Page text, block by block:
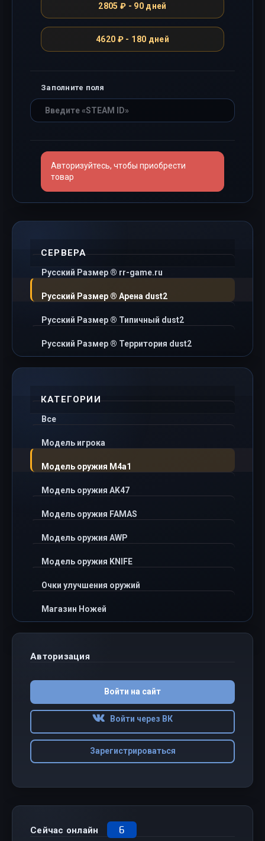
2805 ₽ - 90 дней
4620 ₽ - 180 дней
Заполните поля
Авторизуйтесь, чтобы приобрести
товар
СЕРВЕРА
Русский Размер ® rr-game.ru
Русский Размер ® Арена dust2
Русский Размер ® Типичный dust2
Русский Размер ® Территория dust2
КАТЕГОРИИ
Все
Модель игрока
Модель оружия M4a1
Модель оружия AK47
Модель оружия FAMAS
Модель оружия AWP
Модель оружия KNIFE
Очки улучшения оружий
Магазин Ножей
Авторизация
Войти на сайт
Войти через ВК
Зарегистрироваться
Сейчас онлайн 6